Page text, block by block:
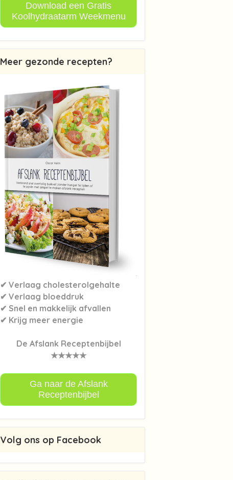
Download een Gratis
Koolhydraatarm Weekmenu
Meer gezonde recepten?
✔ Verlaag cholesterolgehalte
✔ Verlaag bloeddruk
✔ Snel en makkelijk afvallen
✔ Krijg meer energie
De Afslank Receptenbijbel
★★★★★
Ga naar de Afslank
Receptenbijbel
Volg ons op Facebook